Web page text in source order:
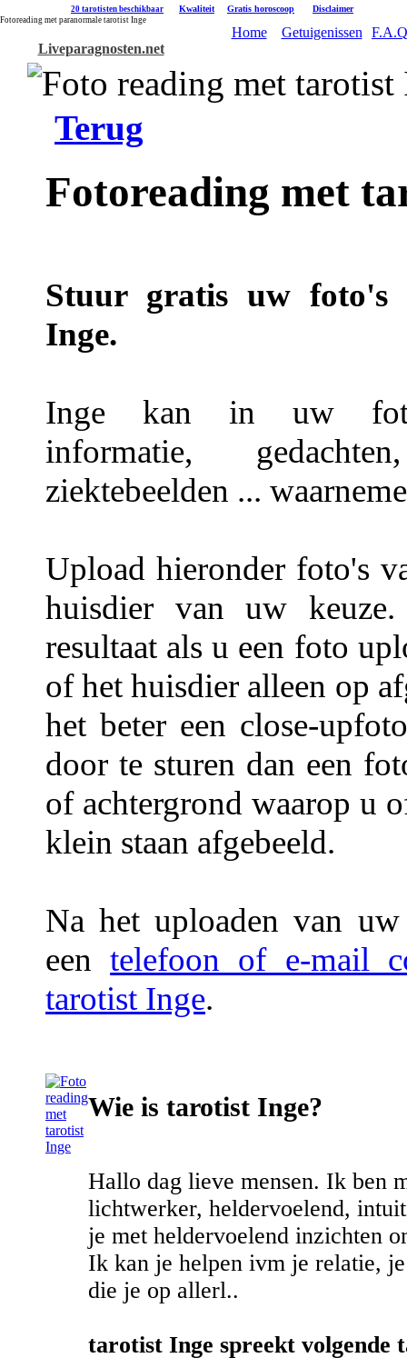
20 tarotisten beschikbaar Kwaliteit Gratis horoscoop Disclaimer
Fotoreading met paranormale tarotist Inge
Liveparagnosten.net
Home Getuigenissen
Terug
Fotoreading met
Stuur gratis uw foto's
Inge.
Inge kan in uw
informatie,
ziektebeelden ...
Upload hieronder foto's
huisdier van uw
resultaat als u een foto
of het huisdier alleen op
het beter een close-
door te sturen dan een
of achtergrond waarop u
klein staan afgebeeld.
Na het uploaden van
eentelefoon of e-mail
tarotist Inge.
Wie is tarotist Inge?
Hallo dag lieve mensen. Ik ben
lichtwerker, heldervoelend,
je met heldervoelend inzichten
Ik kan je helpen ivm je relatie,
die je op allerl..
tarotist Inge spreekt volgende